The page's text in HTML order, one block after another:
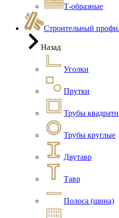
Т-образные
Строительный
Назад
Уголки
Прутки
Трубы
Трубы круглые
Двутавр
Тавр
Полоса (шина)